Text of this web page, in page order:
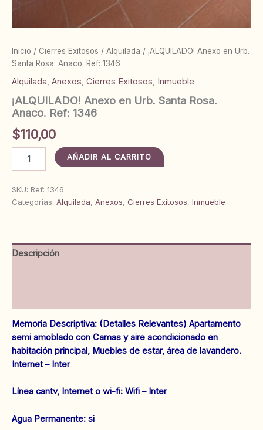
Inicio / Cierres Exitosos / Alquilada / ¡ALQUILADO! Anexo en Urb.
Santa Rosa. Anaco. Ref: 1346
Alquilada, Anexos, Cierres Exitosos, Inmueble
¡ALQUILADO! Anexo en Urb. Santa Rosa.
Anaco. Ref: 1346
$110,00
¡ALQUILADO!
Anexo
Urb.
Santa
1346
cantidad
AÑADIR AL CARRITO
SKU: Ref: 1346
Categorías: Alquilada, Anexos, Cierres Exitosos, Inmueble
Descripción
Memoria Descriptiva: (Detalles Relevantes) Apartamento
semi amoblado con Camas y aire acondicionado en
habitación principal, Muebles de estar, área de lavandero.
Internet – Inter
‌Línea cantv, Internet o wi-fi: Wifi – Inter
‌Agua Permanente: si